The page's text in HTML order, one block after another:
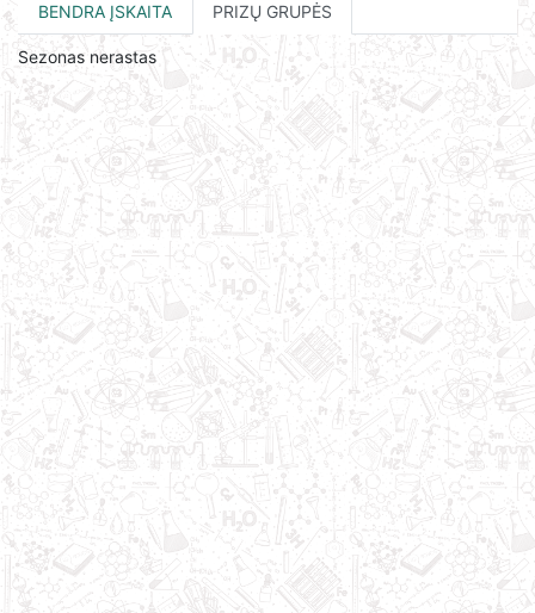
BENDRA ĮSKAITA PRIZŲ GRUPĖS
Sezonas nerastas